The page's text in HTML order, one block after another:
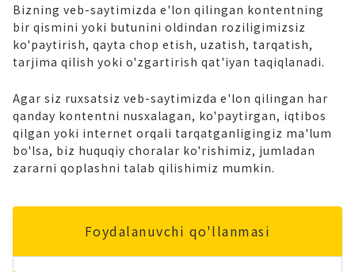
Bizning veb-saytimizda e'lon qilingan kontentning
bir qismini yoki butunini oldindan roziligimizsiz
ko'paytirish, qayta chop etish, uzatish, tarqatish,
tarjima qilish yoki o'zgartirish qat'iyan taqiqlanadi.
Agar siz ruxsatsiz veb-saytimizda e'lon qilingan har
qanday kontentni nusxalagan, ko'paytirgan, iqtibos
qilgan yoki internet orqali tarqatganligingiz ma'lum
bo'lsa, biz huquqiy choralar ko'rishimiz, jumladan
zararni qoplashni talab qilishimiz mumkin.
Foydalanuvchi qo'llanmasi